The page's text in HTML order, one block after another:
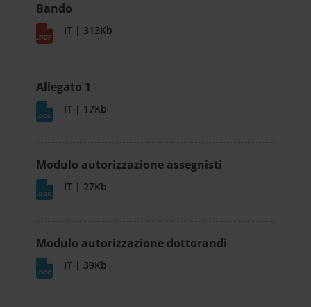
Bando
IT | 313Kb
Allegato 1
IT | 17Kb
Modulo autorizzazione assegnisti
IT | 27Kb
Modulo autorizzazione dottorandi
IT | 39Kb